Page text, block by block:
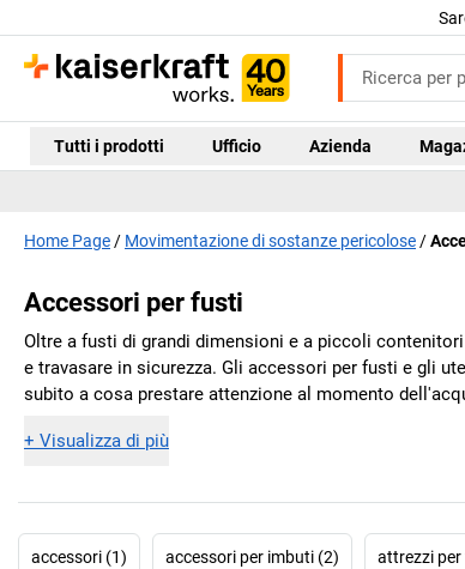
Tutti i prodotti Ufficio Azienda
Home Page Movimentazione di sostanze pericolose
Accessori per fusti
Oltre a fusti di grandi dimensioni e a piccoli
e travasare in sicurezza. Gli accessori per fusti e gli
subito a cosa prestare attenzione al momento
+ Visualizza di più
accessori (1) accessori per imbuti (2) attrezzi